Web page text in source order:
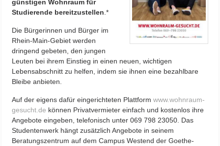
günstigen Wohnraum für
Studierende bereitzustellen .*
Die Bürgerinnen und Bürger im
Rhein-Main-Gebiet werden
dringend gebeten, den jungen
Leuten bei ihrem Einstieg in einen neuen, wichtigen
Lebensabschnitt zu helfen, indem sie ihnen eine bezahlbare
Bleibe anbieten.
Auf der eigens dafür eingerichteten Plattform www.wohnraum-
gesucht.de können Privatvermieter einfach und kostenlos ihre
Angebote eingeben, telefonisch unter 069 798 23050. Das
Studentenwerk hängt zusätzlich Angebote in seinem
Beratungszentrum auf dem Campus Westend der Goethe-